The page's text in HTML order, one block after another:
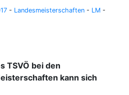
- Landesmeisterschaften - LM -
TSVÖ bei den
kann sich